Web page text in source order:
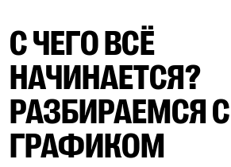
С ЧЕГО ВСЁ
НАЧИНАЕТСЯ?
РАЗБИРАЕМСЯ С
ГРАФИКОМ